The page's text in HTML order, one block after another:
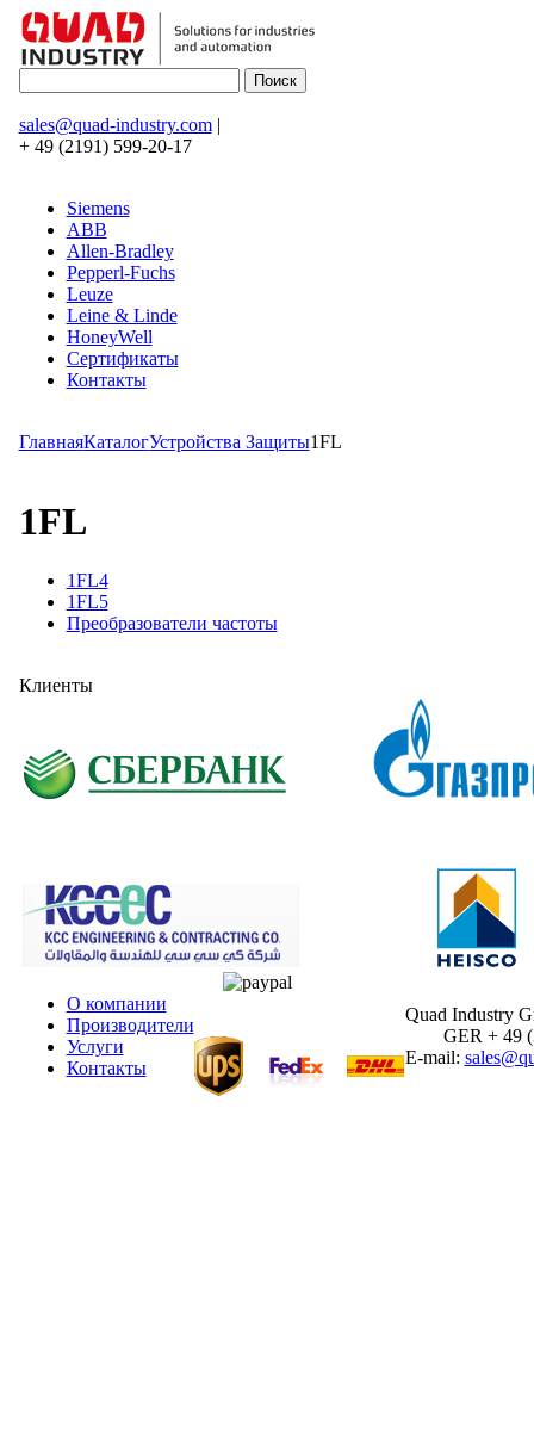
sales@quad-industry.com|
+ 49 (2191) 599-20-17
Siemens
ABB
Allen-Bradley
Pepperl-Fuchs
Leuze
Leine & Linde
HoneyWell
Сертификаты
Контакты
ГлавнаяКаталогУстройства Защиты1FL
1FL
1FL4
1FL5
Преобразователи частоты
Клиенты
О компании
Производители
Услуги
Контакты
Quad Industry
GER + 49
E-mail: